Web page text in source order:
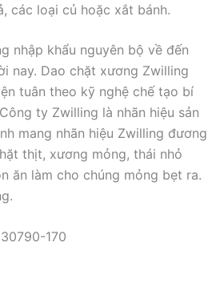
các loại củ hoặc xắt bánh.
nhập khẩu nguyên bộ về đến
nay. Dao chặt xương Zwilling
tuân theo kỹ nghệ chế tạo bí
ty Zwilling là nhãn hiệu sản
mang nhãn hiệu Zwilling đương
thịt, xương mỏng, thái nhỏ
ăn làm cho chúng mỏng bẹt ra.
170